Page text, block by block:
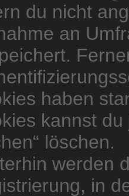
du nicht
an
haben
kannst
löschen.
werden
in